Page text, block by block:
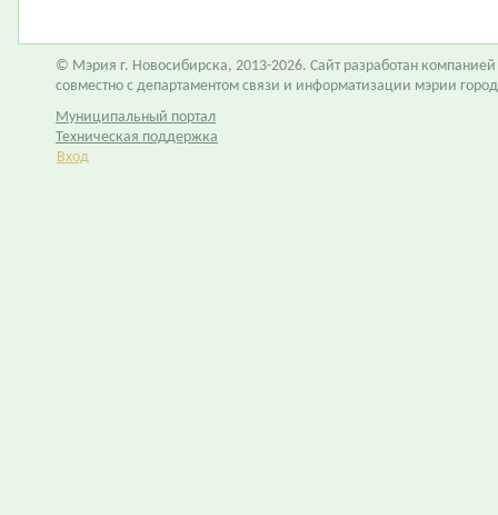
© Мэрия г. Новосибирска, 2013-2026. Сайт разработан компанией
совместно с департаментом связи и информатизации мэрии
Муниципальный портал
Техническая поддержка
Вход